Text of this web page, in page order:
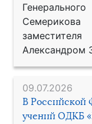
Александром
09.07.2026
В Российской
учений ОДКБ